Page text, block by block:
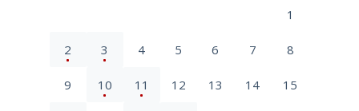
1
2 3 4 5 6 7 8
9 10 11 12 13 14 15